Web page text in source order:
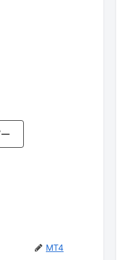
MT4